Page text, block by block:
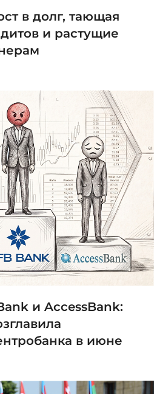
в долг, тающая
и растущие
и AccessBank:
в июне